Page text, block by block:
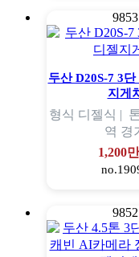
9853
두산 D20S-7 3단
지게
형식 디젤식 |
역 경
1,200
9852